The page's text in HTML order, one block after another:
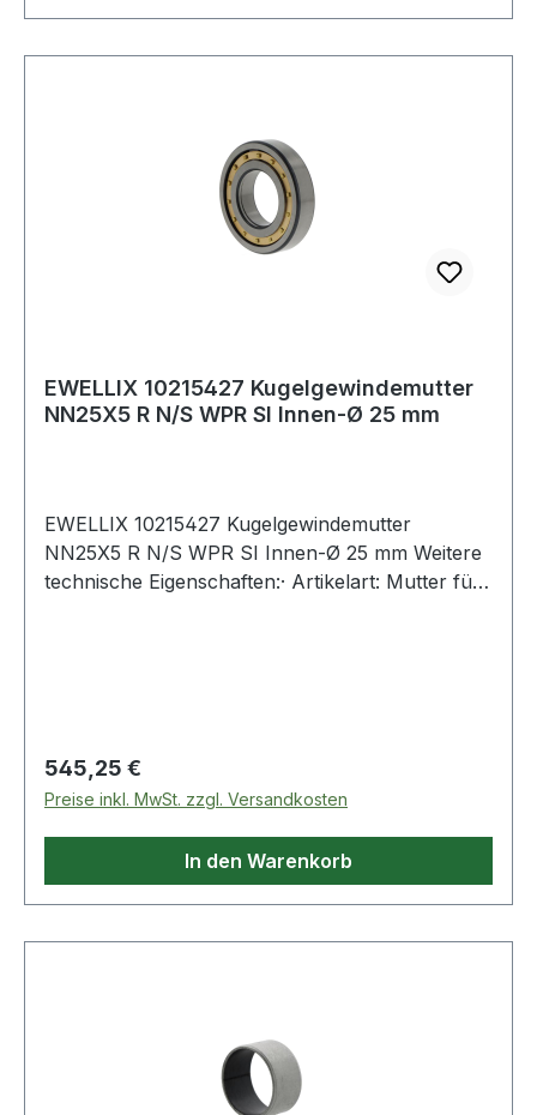
EWELLIX 10215427 Kugelgewindemutter
NN25X5 R N/S WPR SI Innen-Ø 25 mm
EWELLIX 10215427 Kugelgewindemutter
NN25X5 R N/S WPR SI Innen-Ø 25 mm Weitere
technische Eigenschaften:· Artikelart: Mutter für
Regulärer Preis:
545,25 €
Preise inkl. MwSt. zzgl. Versandkosten
In den Warenkorb